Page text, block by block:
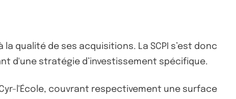
qualité de ses acquisitions. La SCPI s’est donc
d'une stratégie d’investissement spécifique.
l'École, couvrant respectivement une surface